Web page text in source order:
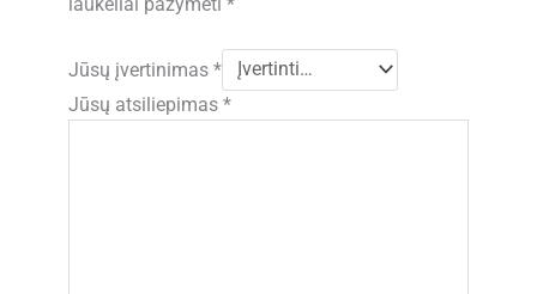
laukeliai pažymėti*
Jūsų įvertinimas*
Jūsų atsiliepimas*